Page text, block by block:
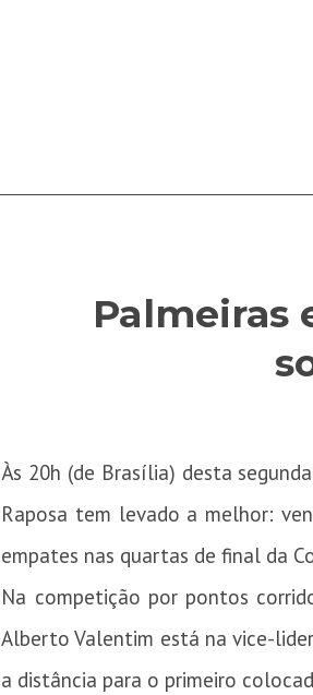
Palmeiras
Às 20h (de Brasília) desta
Raposa tem levado a melhor:
empates nas quartas de final da
Na competição por pontos
Alberto Valentim está na vice-
a distância para o primeiro